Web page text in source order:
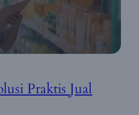
Praktis Jual